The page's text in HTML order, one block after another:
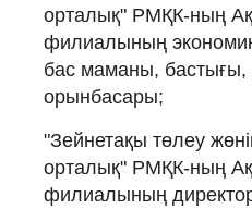
орталық" РМҚК-ның
филиалының
бас маманы,
орынбасары;
"Зейнетақы төлеу
орталық" РМҚК-ның
филиалының